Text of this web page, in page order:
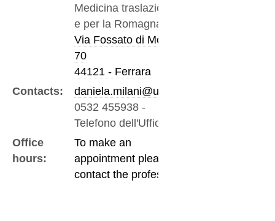
Medicina traslazionale
e per la Romagna
Via Fossato di Mortara
70
44121 - Ferrara
Contacts:
daniela.milani@unife.it
0532 455938 -
Telefono dell'Ufficio
Office
hours:
To make an
appointment please
contact the professor